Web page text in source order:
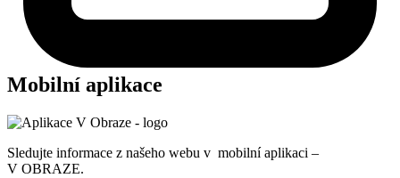
Mobilní aplikace
Sledujte informace z našeho webu v mobilní aplikaci –
V OBRAZE.